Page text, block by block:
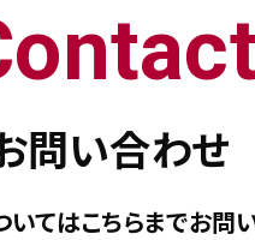
問い合わせ
いてはこちらまでお問